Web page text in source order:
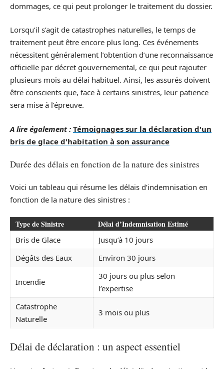
dommages, ce qui peut prolonger le traitement du dossier.
Lorsqu’il s’agit de catastrophes naturelles, le temps de
traitement peut être encore plus long. Ces événements
nécessitent généralement l’obtention d’une reconnaissance
officielle par décret gouvernemental, ce qui peut rajouter
plusieurs mois au délai habituel. Ainsi, les assurés doivent
être conscients que, face à certains sinistres, leur patience
sera mise à l’épreuve.
A lire également : Témoignages sur la déclaration d'un
bris de glace d'habitation à son assurance
Durée des délais en fonction de la nature des sinistres
Voici un tableau qui résume les délais d’indemnisation en
fonction de la nature des sinistres :
Type de Sinistre Délai d’Indemnisation Estimé
Bris de Glace
Jusqu’à 10 jours
Dégâts des Eaux
Environ 30 jours
Incendie
30 jours ou plus selon
l’expertise
Catastrophe
Naturelle
3 mois ou plus
Délai de déclaration : un aspect essentiel